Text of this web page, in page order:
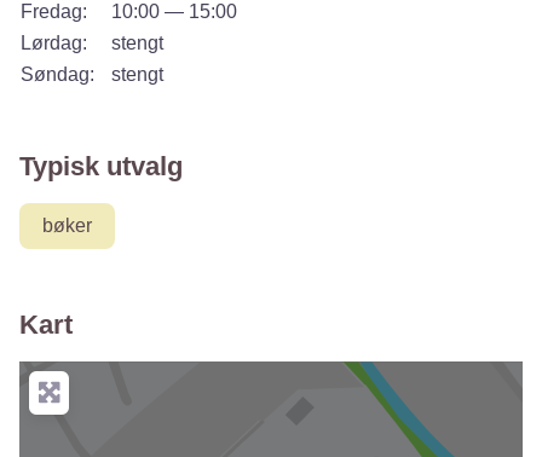
Fredag:
10:00 — 15:00
Lørdag:
stengt
Søndag:
stengt
Typisk utvalg
bøker
Kart